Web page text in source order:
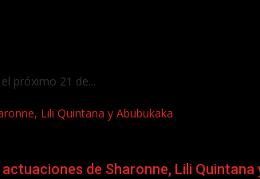
próximo 21 de...
Lili Quintana y Abubukaka
de Sharonne, Lili Quintana